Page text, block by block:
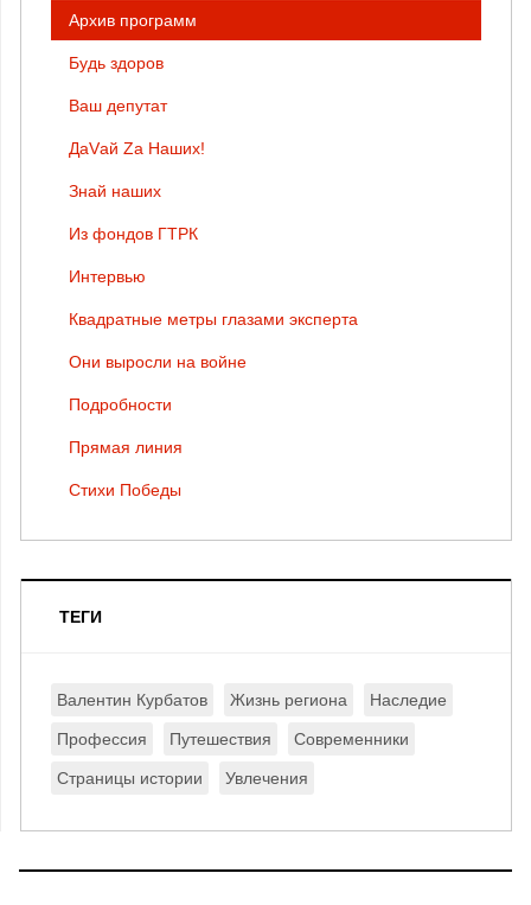
Архив программ
Будь здоров
Ваш депутат
ДаVай Zа Наших!
Знай наших
Из фондов ГТРК
Интервью
Квадратные метры глазами эксперта
Они выросли на войне
Подробности
Прямая линия
Стихи Победы
ТЕГИ
Валентин Курбатов Жизнь региона Наследие
Профессия Путешествия Современники
Страницы истории Увлечения